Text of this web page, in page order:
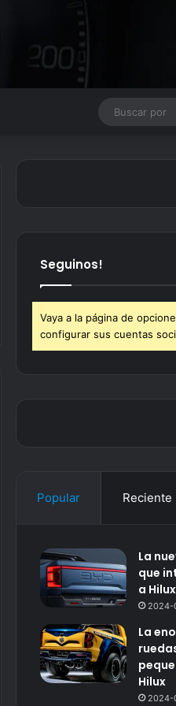
Seguinos!
Vaya a la página de
configurar sus cuentas
Popular Reciente
La
que
a
2024-
La
Hilux
2024-